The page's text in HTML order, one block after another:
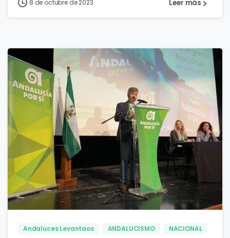
8 de octubre de 2023 Leer más
0 0
Andaluces Levantaos ANDALUCISMO
NACIONAL